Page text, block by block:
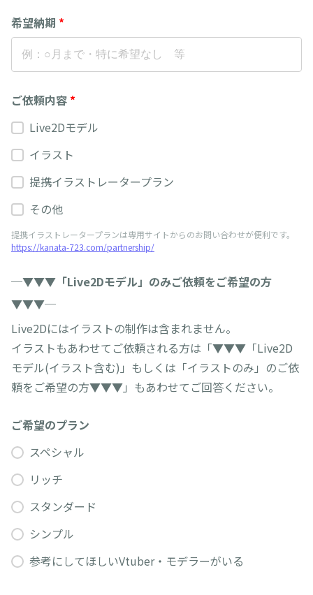
希望納期 *
ご依頼内容 *
Live2Dモデル
イラスト
提携イラストレータープラン
その他
提携イラストレータープランは専用サイトからのお問い合わせが便利です。
https://kanata-723.com/partnership/
─▼▼▼「Live2Dモデル」のみご依頼をご希望の方
▼▼▼─
Live2Dにはイラストの制作は含まれません。
イラストもあわせてご依頼される方は「▼▼▼「Live2D
モデル(イラスト含む)」もしくは「イラストのみ」のご依
頼をご希望の方▼▼▼」もあわせてご回答ください。
ご希望のプラン
スペシャル
リッチ
スタンダード
シンプル
参考にしてほしいVtuber・モデラーがいる